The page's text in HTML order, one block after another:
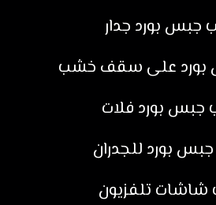
جبس بورد جدار
بورد على سقف خشب
جبس بورد فلات
بورد للجدران
شاشات تلفزيون